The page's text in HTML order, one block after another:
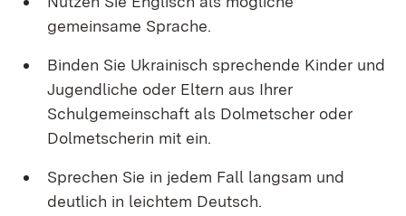
gemeinsame Sprache.
Binden Sie Ukrainisch sprechende Kinder und
Jugendliche oder Eltern aus Ihrer
Schulgemeinschaft als Dolmetscher oder
Dolmetscherin mit ein.
Sprechen Sie in jedem Fall langsam und
deutlich in leichtem Deutsch.